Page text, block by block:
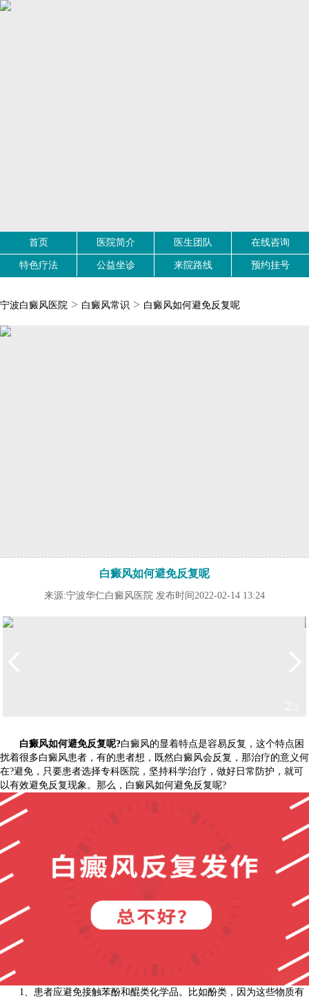
首页 医院简介 医生团队 在线咨询
特色疗法 公益坐诊 来院路线 预约挂号
宁波白癜风医院 > 白癜风常识 > 白癜风如何避免反复呢
白癜风如何避免反复呢
来源:宁波华仁白癜风医院 发布时间2022-02-14 13:24
白癜风如何避免反复呢?白癜风的显着特点是容易反复，这个特点困
扰着很多白癜风患者，有的患者想，既然白癜风会反复，那治疗的意义何
在?避免，只要患者选择专科医院，坚持科学治疗，做好日常防护，就可
以有效避免反复现象。那么，白癜风如何避免反复呢?
1、患者应避免接触苯酚和醌类化学品。比如酚类，因为这些物质有